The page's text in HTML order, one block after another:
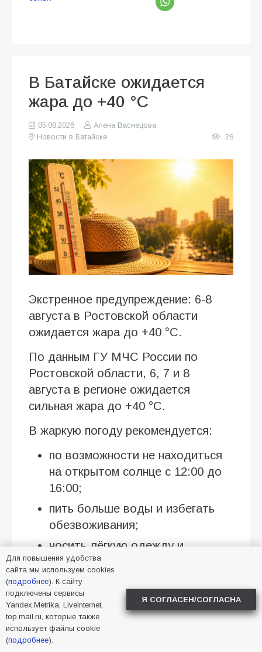
В Батайске ожидается
жара до +40 °C
05.08.2026
Алена Васнецова
Новости в Батайске
26
Экстренное предупреждение: 6-8
августа в Ростовской области
ожидается жара до +40 °C.
По данным ГУ МЧС России по
Ростовской области, 6, 7 и 8
августа в регионе ожидается
сильная жара до +40 °C.
В жаркую погоду рекомендуется:
по возможности не находиться
на открытом солнце с 12:00 до
16:00;
пить больше воды и избегать
обезвоживания;
носить лёгкую одежду и
головной убор;
отказаться от разведения
костров и любого
использования открытого огня;
сети будут работать с высокой
Для повышения удобства
сайта мы используем cookies
(подробнее). К сайту
подключены сервисы
Yandex.Metrika, LiveInternet,
top.mail.ru, которые также
использует файлы cookie
(подробнее).
Я СОГЛАСЕН/СОГЛАСНА